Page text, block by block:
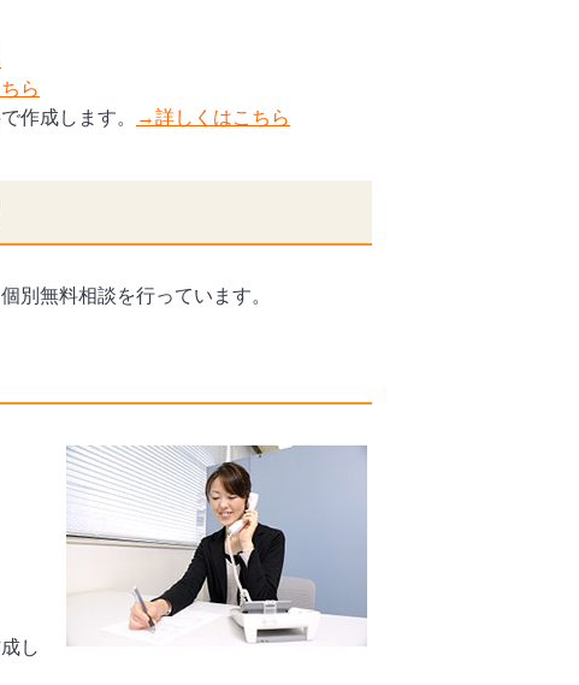
ら
作成します。
→詳しくはこちら
別無料相談を行っています。
し